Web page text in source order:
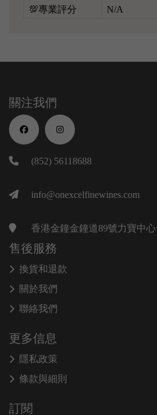
💯專業評分 N/A
關注我們
(852) 56118688
info@onexcelfinewines.com
香港金鐘金鐘道89號力寶中心
售後服務
換貨和退款
關於我們
聯絡我們
更多信息
隱私政策
條款與細則
訂閱